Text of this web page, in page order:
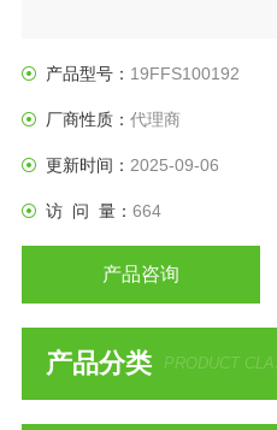
产品型号： 19FFS100192
厂商性质： 代理商
更新时间： 2025-09-06
访 问 量： 664
产品咨询
产品分类 PRODUCT